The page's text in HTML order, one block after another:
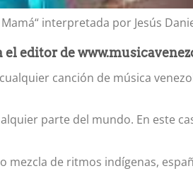
interpretada por Jesús
el editor de
canción de música
parte del mundo. En este
mezcla de ritmos indígenas,